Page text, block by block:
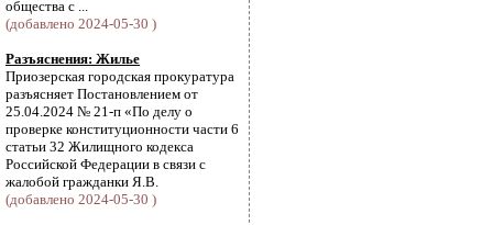
общества с ...
(добавлено 2024-05-30 )
Разъяснения: Жилье
Приозерская городская прокуратура
разъясняет Постановлением от
25.04.2024 № 21-п «По делу о
проверке конституционности части 6
статьи 32 Жилищного кодекса
Российской Федерации в связи с
жалобой гражданки Я.В.
(добавлено 2024-05-30 )